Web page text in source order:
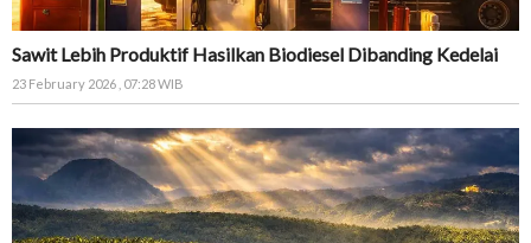
Sawit Lebih Produktif Hasilkan Biodiesel Dibanding Kedelai
23 February 2026 , 07:28 WIB